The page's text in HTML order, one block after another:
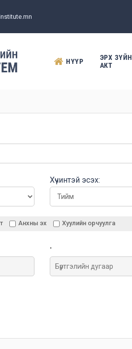
НҮҮР
ЭРХ ЗҮЙН
АКТ
Хүчинтэй эсэх:
Анхны эх Хуулийн орчуулга
.